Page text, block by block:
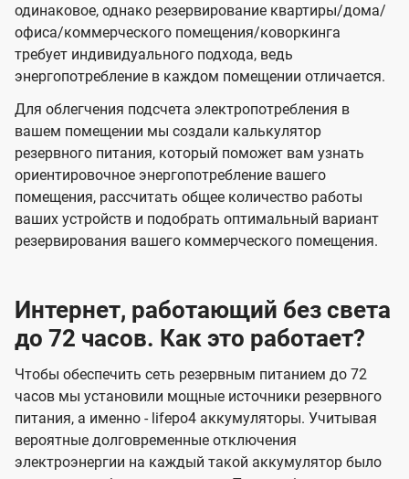
одинаковое, однако резервирование квартиры/дома/
офиса/коммерческого помещения/коворкинга
требует индивидуального подхода, ведь
энергопотребление в каждом помещении отличается.
Для облегчения подсчета электропотребления в
вашем помещении мы создали калькулятор
резервного питания, который поможет вам узнать
ориентировочное энергопотребление вашего
помещения, рассчитать общее количество работы
ваших устройств и подобрать оптимальный вариант
резервирования вашего коммерческого помещения.
Интернет, работающий без света
до 72 часов. Как это работает?
Чтобы обеспечить сеть резервным питанием до 72
часов мы установили мощные источники резервного
питания, а именно - lifepo4 аккумуляторы. Учитывая
вероятные долговременные отключения
электроэнергии на каждый такой аккумулятор было